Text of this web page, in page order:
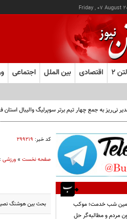
Friday , 07 August
۲ اقتصادی بین الملل اجتماعی
نی‌ریز به جمع چهار تیم برتر سوپرلیگ والیبال
کد خبر: ۲۹۹۲۱۹
صفحه نخست»ورزشی
بحث بین هوشنگ
شب خدمت؛ موکب
مردم و مطالبه‌گر حل